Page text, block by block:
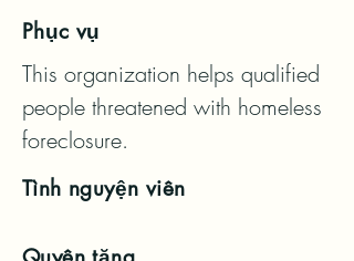
Phục vụ
This organization helps qualified
people threatened with homeless
foreclosure.
Tình nguyện viên